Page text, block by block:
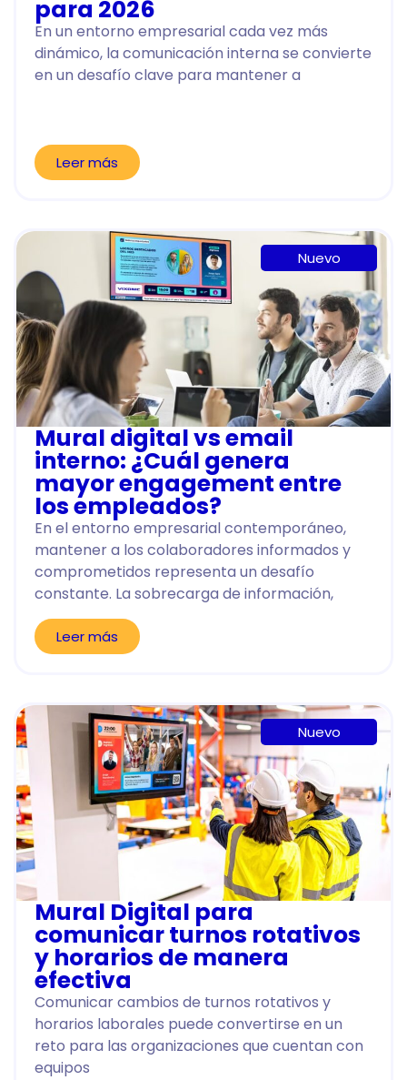
para 2026
En un entorno empresarial cada vez más
dinámico, la comunicación interna se convierte
en un desafío clave para mantener a
Leer más
Nuevo
Mural digital vs email
interno: ¿Cuál genera
mayor engagement entre
los empleados?
En el entorno empresarial contemporáneo,
mantener a los colaboradores informados y
comprometidos representa un desafío
constante. La sobrecarga de información,
Leer más
Nuevo
Mural Digital para
comunicar turnos rotativos
y horarios de manera
efectiva
Comunicar cambios de turnos rotativos y
horarios laborales puede convertirse en un
reto para las organizaciones que cuentan con
equipos